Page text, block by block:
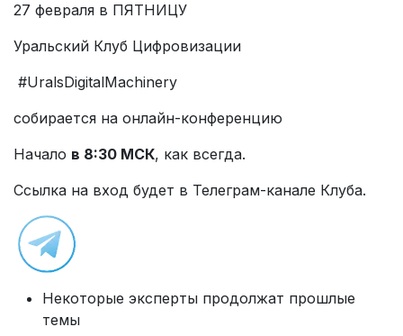
27 февраля в ПЯТНИЦУ
Уральский Клуб Цифровизации
#UralsDigitalMachinery
собирается на онлайн-конференцию
Начало в 8:30 МСК, как всегда.
Ссылка на вход будет в Телеграм-канале Клуба.
Некоторые эксперты продолжат прошлые
темы